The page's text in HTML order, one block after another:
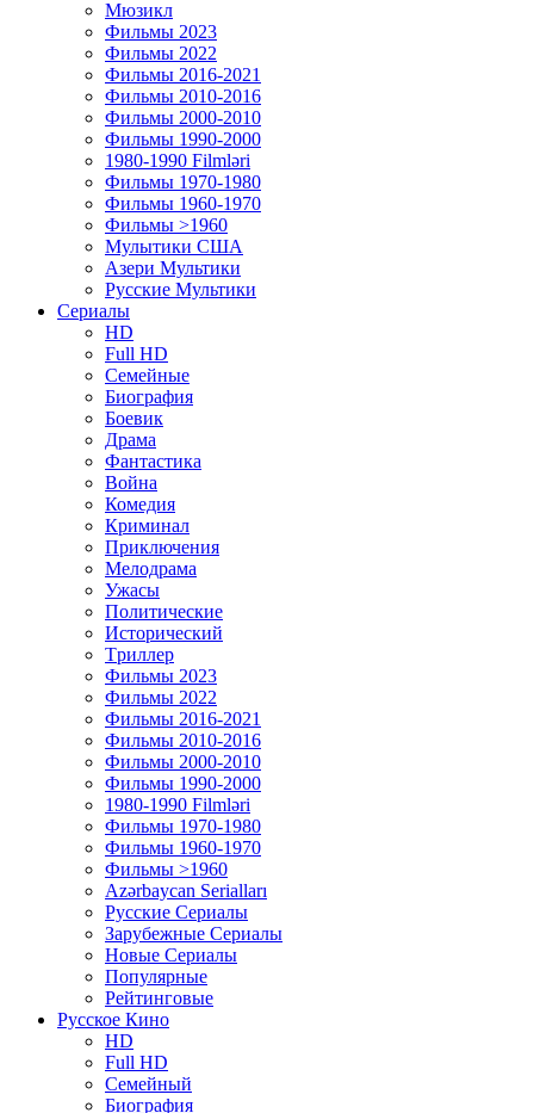
Мюзикл
Фильмы 2023
Фильмы 2022
Фильмы 2016-2021
Фильмы 2010-2016
Фильмы 2000-2010
Фильмы 1990-2000
1980-1990 Filmləri
Фильмы 1970-1980
Фильмы 1960-1970
Фильмы >1960
Мулытики США
Азери Мультики
Русские Мультики
Сериалы
HD
Full HD
Семейные
Биография
Боевик
Драма
Фантастика
Война
Комедия
Криминал
Приключения
Мелодрама
Ужасы
Политические
Исторический
Tриллер
Фильмы 2023
Фильмы 2022
Фильмы 2016-2021
Фильмы 2010-2016
Фильмы 2000-2010
Фильмы 1990-2000
1980-1990 Filmləri
Фильмы 1970-1980
Фильмы 1960-1970
Фильмы >1960
Azərbaycan Serialları
Русские Сериалы
Зарубежные Сериалы
Новые Сериалы
Популярные
Рейтинговые
Русское Кино
HD
Full HD
Семейный
Биография